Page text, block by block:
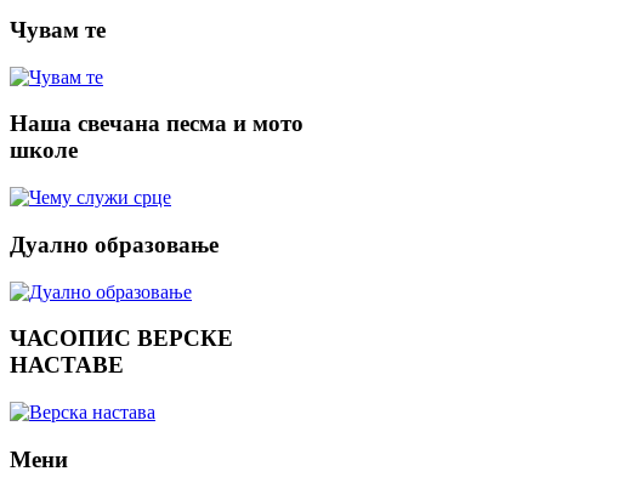
Чувам те
Наша свечана песма и мото
школе
Дуално образовање
ЧАСОПИС ВЕРСКЕ
НАСТАВЕ
Мени